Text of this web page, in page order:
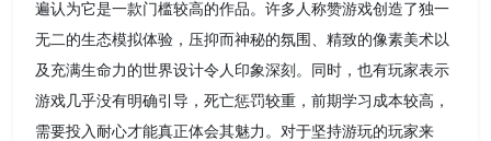
遍认为它是一款门槛较高的作品。许多人称赞游戏创造了独一
无二的生态模拟体验，压抑而神秘的氛围、精致的像素美术以
及充满生命力的世界设计令人印象深刻。同时，也有玩家表示
游戏几乎没有明确引导，死亡惩罚较重，前期学习成本较高，
需要投入耐心才能真正体会其魅力。对于坚持游玩的玩家来